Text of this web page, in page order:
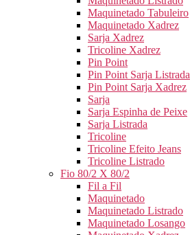
Maquinetado Tabuleiro
Maquinetado Xadrez
Sarja Xadrez
Tricoline Xadrez
Pin Point
Pin Point Sarja Listrada
Pin Point Sarja Xadrez
Sarja
Sarja Espinha de Peixe
Sarja Listrada
Tricoline
Tricoline Efeito Jeans
Tricoline Listrado
Fio 80/2 X 80/2
Fil a Fil
Maquinetado
Maquinetado Listrado
Maquinetado Losango